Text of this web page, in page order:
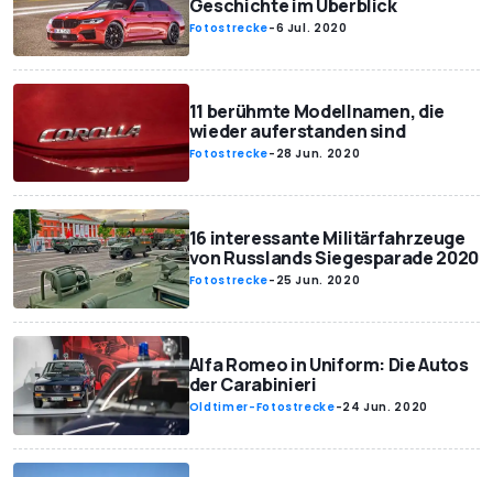
Geschichte im Überblick
Fotostrecke-6 Jul. 2020
11 berühmte Modellnamen, die
wieder auferstanden sind
Fotostrecke- 28 Jun. 2020
16 interessante Militärfahrzeuge
von Russlands Siegesparade 2020
Fotostrecke- 25 Jun. 2020
Alfa Romeo in Uniform: Die Autos
der Carabinieri
Oldtimer-Fotostrecke-24 Jun. 2020